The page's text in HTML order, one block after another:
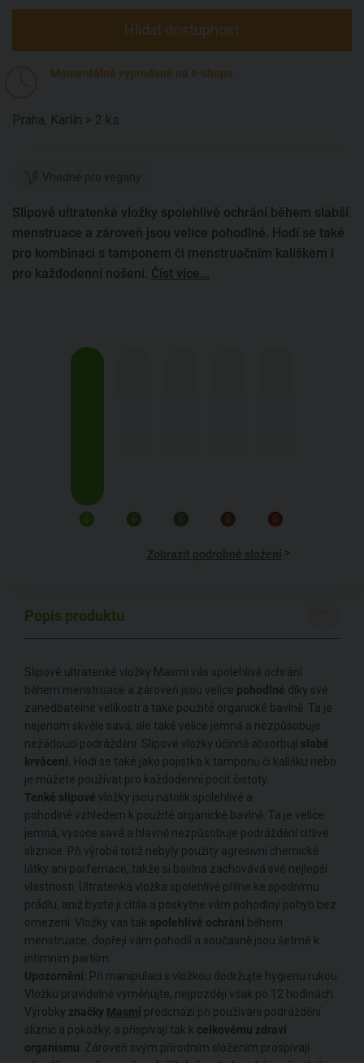
Hlídat dostupnost
Momentálně vyprodané na e-shopu
Praha, Karlín > 2 ks
Vhodné pro vegany
Slipové ultratenké vložky spolehlivě ochrání během slabší
menstruace a zároveň jsou velice pohodlné. Hodí se také
pro kombinaci s tamponem či menstruačním kalíškem i
pro každodenní nošení. Číst více...
Zobrazit podrobné složení >
Popis produktu
Slipové ultratenké vložky Masmi vás spolehlivě ochrání
během menstruace a zároveň jsou velice pohodlné díky své
zanedbatelné velikosti a také použité organické bavlně. Ta je
nejenom skvěle savá, ale také velice jemná a nezpůsobuje
nežádoucí podráždění. Slipové vložky účinně absorbují slabé
krvácení. Hodí se také jako pojistka k tamponu či kalíšku nebo
je můžete používat pro každodenní pocit čistoty.
Tenké slipové vložky jsou natolik spolehlivé a
pohodlné vzhledem k použité organické bavlně. Ta je velice
jemná, vysoce savá a hlavně nezpůsobuje podráždění citlivé
sliznice. Při výrobě totiž nebyly použity agresivní chemické
látky ani parfemace, takže si bavlna zachovává své nejlepší
vlastnosti. Ultratenká vložka spolehlivě přilne ke spodnímu
prádlu, aniž byste ji cítila a poskytne vám pohodlný pohyb bez
omezení. Vložky vás tak spolehlivě ochrání během
menstruace, dopřejí vám pohodlí a současně jsou šetrné k
intimním partiím.
Upozornění: Při manipulaci s vložkou dodržujte hygienu rukou.
Vložku pravidelně vyměňujte, nejpozději však po 12 hodinách.
Výrobky značky Masmi předchází při používání podráždění
sliznic a pokožky, a přispívají tak k celkovému zdraví
organismu . Zároveň svým přírodním složením prospívají